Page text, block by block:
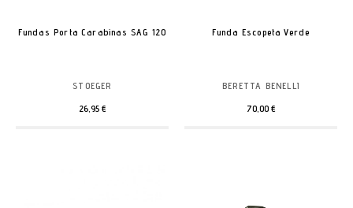
Fundas Porta Carabinas SAG 120
STOEGER
26,95 €
Funda Escopeta Verde
BERETTA BENELLI
70,00 €